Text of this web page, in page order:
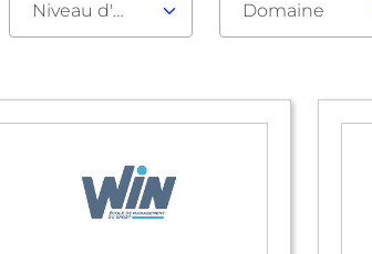
Niveau d'admission Domaine